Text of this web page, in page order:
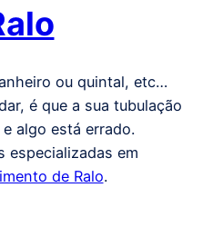
ou quintal, etc…
é que a sua tubulação
algo está errado.
especializadas em
de Ralo.